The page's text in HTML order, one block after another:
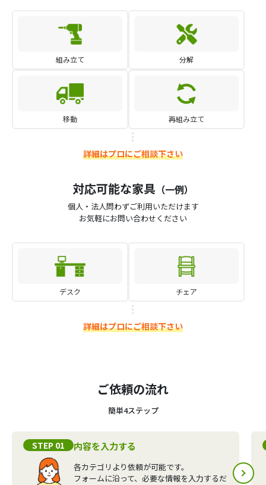
組み立て 分解
移動 再組み立て
詳細はプロにご相談下さい
対応可能な家具 （一例）
個人・法人問わずご利用いただけます
お気軽にお問い合わせください
デスク チェア
詳細はプロにご相談下さい
ご依頼の流れ
簡単4ステップ
STEP 01 内容を入力する
各カテゴリより依頼が可能です。
フォームに沿って、必要な情報を入力するだ